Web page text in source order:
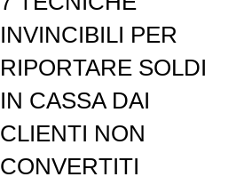
INVINCIBILI PER
RIPORTARE SOLDI
IN CASSA DAI
CLIENTI NON
CONVERTITI